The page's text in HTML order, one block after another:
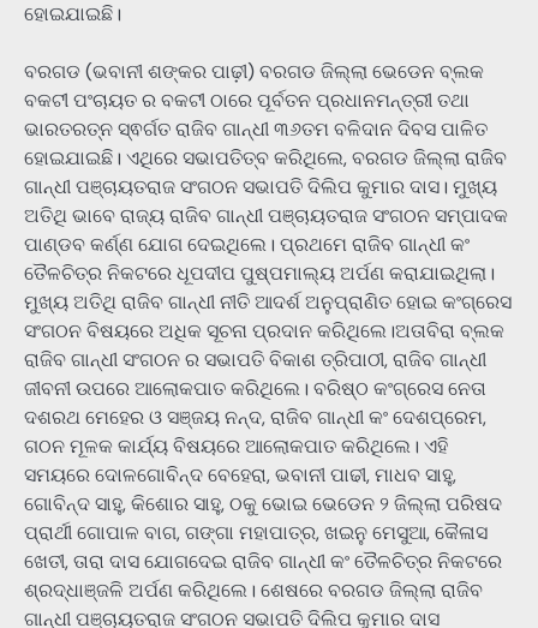
ହୋଇଯାଇଛି।
ବରଗଡ (ଭବାନୀ ଶଙ୍କର ପାଢ଼ୀ) ବରଗଡ ଜିଲ୍ଲା ଭେଡେନ ବ୍ଲକ
ବକଟୀ ପଂଚାୟତ ର ବକଟୀ ଠାରେ ପୂର୍ବତନ ପ୍ରଧାନମନ୍ତ୍ରୀ ତଥା
ଭାରତରତ୍ନ ସ୍ଵର୍ଗତ ରାଜିବ ଗାନ୍ଧୀ ୩୬ତମ ବଳିଦାନ ଦିବସ ପାଳିତ
ହୋଇଯାଇଛି। ଏଥିରେ ସଭାପତିତ୍ବ କରିଥିଲେ, ବରଗଡ ଜିଲ୍ଲା ରାଜିବ
ଗାନ୍ଧୀ ପଞ୍ଚାୟତରାଜ ସଂଗଠନ ସଭାପତି ଦିଲିପ କୁମାର ଦାସ। ମୁଖ୍ୟ
ଅତିଥି ଭାବେ ରାଜ୍ୟ ରାଜିବ ଗାନ୍ଧୀ ପଞ୍ଚାୟତରାଜ ସଂଗଠନ ସମ୍ପାଦକ
ପାଣ୍ଡବ କର୍ଣ୍ଣ ଯୋଗ ଦେଇଥିଲେ। ପ୍ରଥମେ ରାଜିବ ଗାନ୍ଧୀ କଂ
ତୈଳଚିତ୍ର ନିକଟରେ ଧୂପଦୀପ ପୁଷ୍ପମାଲ୍ୟ ଅର୍ପଣ କରାଯାଇଥିଲା।
ମୁଖ୍ୟ ଅତିଥି ରାଜିବ ଗାନ୍ଧୀ ନୀତି ଆଦର୍ଶ ଅନୁପ୍ରାଣିତ ହୋଇ କଂଗ୍ରେସ
ସଂଗଠନ ବିଷୟରେ ଅଧିକ ସୂଚନା ପ୍ରଦାନ କରିଥିଲେ।ଅତାବିରା ବ୍ଲକ
ରାଜିବ ଗାନ୍ଧୀ ସଂଗଠନ ର ସଭାପତି ବିକାଶ ତ୍ରିପାଠୀ, ରାଜିବ ଗାନ୍ଧୀ
ଜୀବନୀ ଉପରେ ଆଲୋକପାତ କରିଥିଲେ। ବରିଷ୍ଠ କଂଗ୍ରେସ ନେତା
ଦଶରଥ ମେହେର ଓ ସଞ୍ଜୟ ନନ୍ଦ, ରାଜିବ ଗାନ୍ଧୀ କଂ ଦେଶପ୍ରେମ,
ଗଠନ ମୂଳକ କାର୍ଯ୍ୟ ବିଷୟରେ ଆଲୋକପାତ କରିଥିଲେ। ଏହି
ସମୟରେ ଦୋଳଗୋବିନ୍ଦ ବେହେରା, ଭବାନୀ ପାଢୀ, ମାଧବ ସାହୁ,
ଗୋବିନ୍ଦ ସାହୁ, କିଶୋର ସାହୁ, ଠକୁ ଭୋଇ ଭେଡେନ ୨ ଜିଲ୍ଲା ପରିଷଦ
ପ୍ରାର୍ଥୀ ଗୋପାଳ ବାଗ, ଗଙ୍ଗା ମହାପାତ୍ର, ଖଇନୁ ମେସୁଆ, କୈଳାସ
ଖେତୀ, ତାରା ଦାସ ଯୋଗଦେଇ ରାଜିବ ଗାନ୍ଧୀ କଂ ତୈଳଚିତ୍ର ନିକଟରେ
ଶ୍ରଦ୍ଧାଞ୍ଜଳି ଅର୍ପଣ କରିଥିଲେ। ଶେଷରେ ବରଗଡ ଜିଲ୍ଲା ରାଜିବ
ଗାନ୍ଧୀ ପଞ୍ଚାୟତରାଜ ସଂଗଠନ ସଭାପତି ଦିଲିପ କୁମାର ଦାସ